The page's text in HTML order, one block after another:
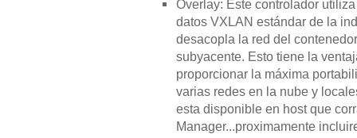
Overlay: Este controlador
datos VXLAN estándar de la
desacopla la red del
subyacente. Esto tiene la
proporcionar la máxima
varias redes en la nube y
esta disponible en host que
Manager...proximamente